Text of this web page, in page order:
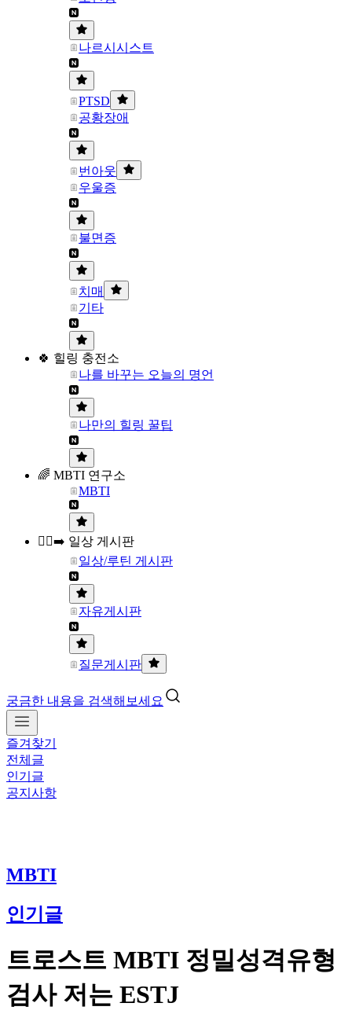
나르시시스트
PTSD
공황장애
번아웃
우울증
불면증
치매
기타
🍀 힐링 충전소
나를 바꾸는 오늘의 명언
나만의 힐링 꿀팁
🌈 MBTI 연구소
MBTI
🏃‍♀️‍➡️ 일상 게시판
일상/루틴 게시판
자유게시판
질문게시판
궁금한 내용을 검색해보세요
즐겨찾기
전체글
인기글
공지사항
MBTI
인기글
트로스트 MBTI 정밀성격유형
검사 저는 ESTJ